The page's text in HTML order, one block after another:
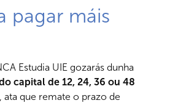
pagar máis
Estudia UIE gozarás dunha
capital de 12, 24, 36 ou 48
ata que remate o prazo de